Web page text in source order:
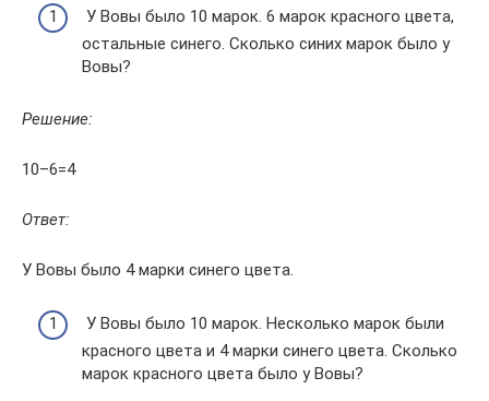
У Вовы было 10 марок. 6 марок красного цвета,
остальные синего. Сколько синих марок было у
Вовы?
Решение:
10–6=4
Ответ:
У Вовы было 4 марки синего цвета.
У Вовы было 10 марок. Несколько марок были
красного цвета и 4 марки синего цвета. Сколько
марок красного цвета было у Вовы?